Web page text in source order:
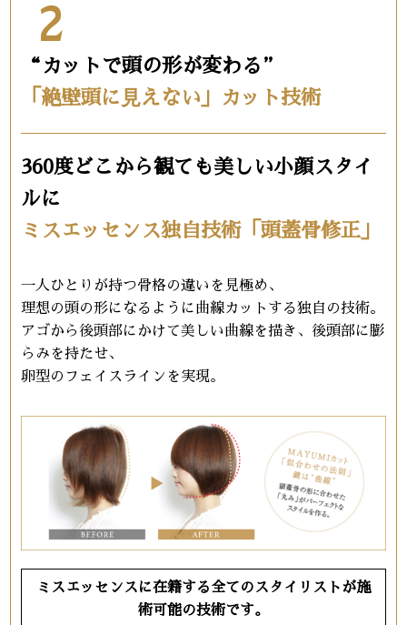
2
“カットで頭の形が変わる”
「絶壁頭に⾒えない」カット技術
360度どこから観ても美しい小顔スタイ
ルに
ミスエッセンス独自技術「頭蓋骨修正」
一人ひとりが持つ骨格の違いを見極め、
理想の頭の形になるように曲線カットする独自の技術。
アゴから後頭部にかけて美しい曲線を描き、後頭部に膨
らみを持たせ、
卵型のフェイスラインを実現。
ミスエッセンスに在籍する全てのスタイリストが施
術可能の技術です。